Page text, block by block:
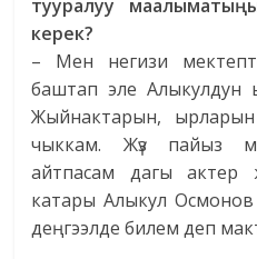
тууралуу
маалыматың
керек?
– Мен негизи
баштап эле Алыкулдун
Жыйнактарын,
чыккам. Жүз пайыз
айтпасам дагы актер
катары Алыкул
деңгээлде билем деп